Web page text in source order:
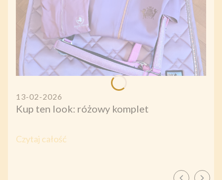
13-02-2026
Kup ten look: różowy komplet
Czytaj całość